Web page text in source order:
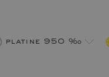
platine 950 ‰